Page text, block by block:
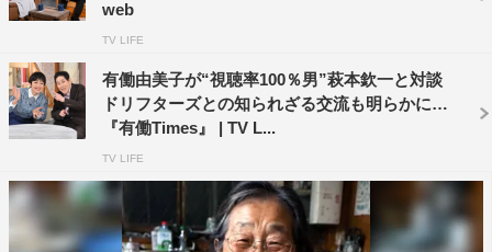
演じた乾亨が萩原さん演じる主人公・木暮修のことを切な
げに呼ぶ「アニキ～」は当時の流行語にもなったが、独特
の口調はどこから生まれたのか、意外な誕生秘話を語る。
その後、ドラマ『熱中時代』（1978年～／日本テレビ）
じて国民的大ヒット。しかしそんなときでも「自分にはも
っと合う世界がある」と考え、俳優という仕事には固執し
ていなかったと振り返る。
web
TV LIFE
有働由美子が“視聴率100％男”萩本欽一と対談
ドリフターズとの知られざる交流も明らかに
『有働Times』 | TV L...
TV LIFE